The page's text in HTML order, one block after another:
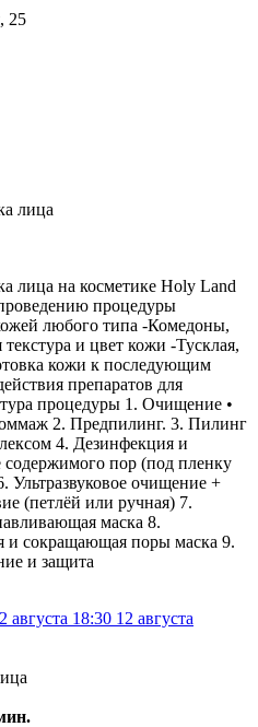
25
лица
лица на косметике Holy Land
процедуры
любого типа -Комедоны,
и цвет кожи -Тусклая,
кожи к последующим
препаратов для
процедуры 1. Очищение •
2. Предпилинг. 3. Пилинг
4. Дезинфекция и
содержимого пор (под пленку
Ультразвуковое очищение +
(петлёй или ручная) 7.
маска 8.
и сокращающая поры маска 9.
и защита
августа 18:30 12 августа